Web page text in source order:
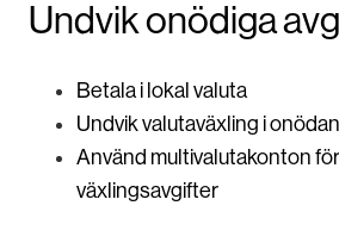
Undvik onödiga
Betala i lokal valuta
Undvik valutaväxling i onödan
Använd multivalutakonton
växlingsavgifter